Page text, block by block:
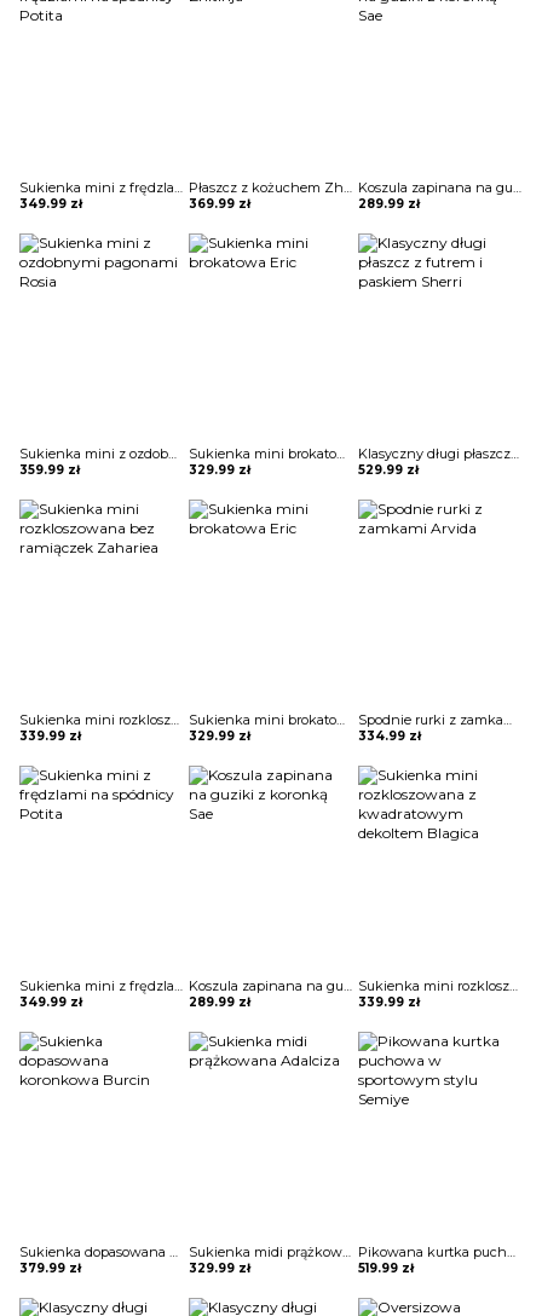
349.99 zł 369.99 zł 289.99 zł
359.99 zł
Sukienka mini brokatowa Eric
329.99 zł
Klasyczny długi płaszcz z futrem i paskiem Sherri
529.99 zł
339.99 zł
Sukienka mini brokatowa Eric
329.99 zł 334.99 zł
349.99 zł 289.99 zł
Sukienka mini rozkloszowana z kwadratowym dekoltem Blagica
339.99 zł
379.99 zł
Sukienka midi prążkowana Adalciza
329.99 zł 519.99 zł